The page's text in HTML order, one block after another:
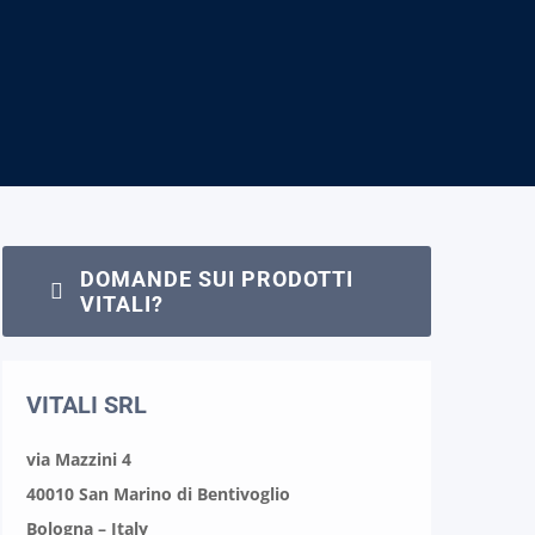
DOMANDE SUI PRODOTTI
VITALI?
VITALI SRL
via Mazzini 4
40010 San Marino di Bentivoglio
Bologna – Italy